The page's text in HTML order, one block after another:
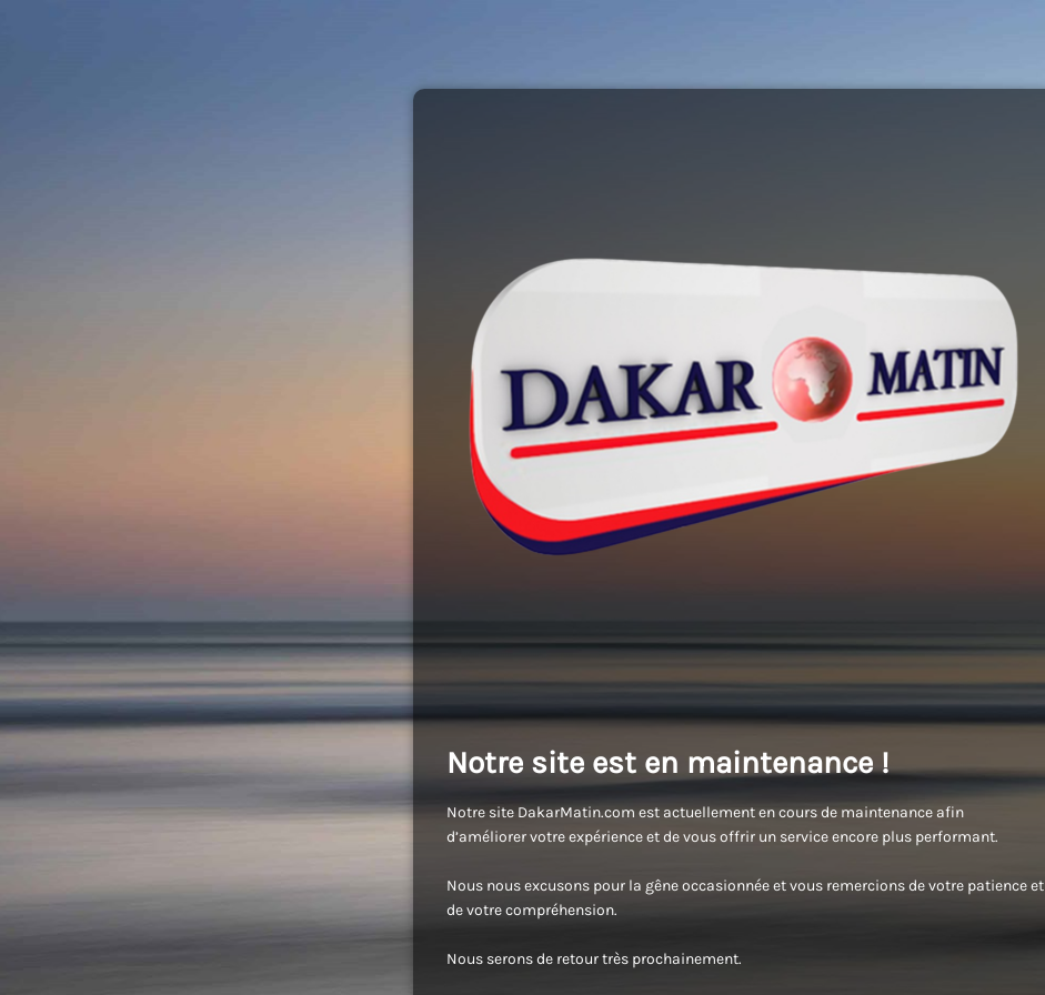
Notre site est en maintenance !
Notre site DakarMatin.com est actuellement en cours de maintenance afin
d’améliorer votre expérience et de vous offrir un service encore plus performant.
Nous nous excusons pour la gêne occasionnée et vous remercions de votre patience et
de votre compréhension.
Nous serons de retour très prochainement.